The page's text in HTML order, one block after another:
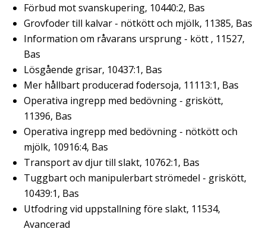
Förbud mot svanskupering, 10440:2, Bas
Grovfoder till kalvar - nötkött och mjölk, 11385, Bas
Information om råvarans ursprung - kött , 11527,
Bas
Lösgående grisar, 10437:1, Bas
Mer hållbart producerad fodersoja, 11113:1, Bas
Operativa ingrepp med bedövning - griskött,
11396, Bas
Operativa ingrepp med bedövning - nötkött och
mjölk, 10916:4, Bas
Transport av djur till slakt, 10762:1, Bas
Tuggbart och manipulerbart strömedel - griskött,
10439:1, Bas
Utfodring vid uppstallning före slakt, 11534,
Avancerad